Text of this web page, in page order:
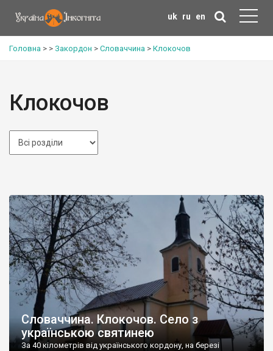
uk ru en
Головна > > Закордон > Словаччина > Клокочов
Клокочов
Словаччина. Клокочов. Село з
українською святинею
За 40 кілометрів від українського кордону, на березі